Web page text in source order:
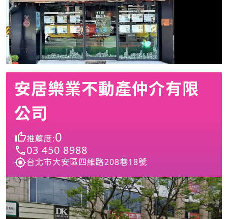
安居樂業不動產仲介有限
公司
推薦度:0
03 450 8988
台北市大安區四維路208巷18號